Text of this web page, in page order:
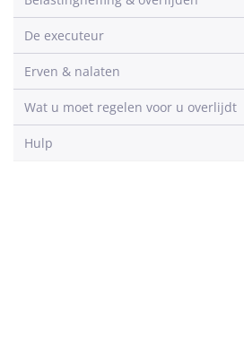
De executeur
Erven & nalaten
Wat u moet regelen voor u overlijdt
Hulp